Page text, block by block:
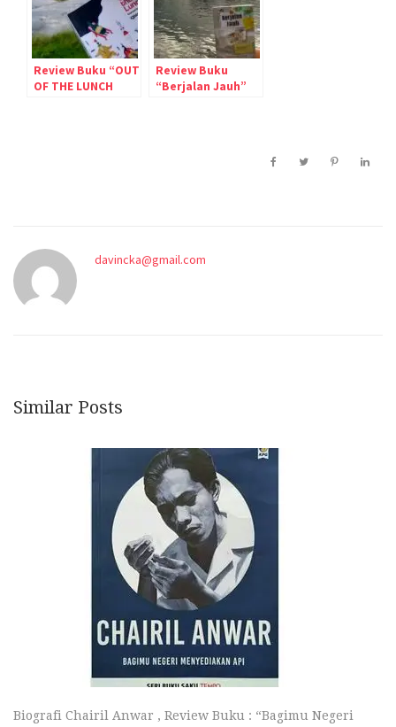
Review Buku “OUT
OF THE LUNCH
Review Buku
“Berjalan Jauh”
davincka@gmail.com
Similar Posts
Biografi Chairil Anwar , Review Buku : “Bagimu Negeri